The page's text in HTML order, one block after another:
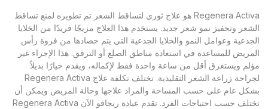
Regenera Activa هو علاج ثوري لتساقط الشعر تم تطويره لمنع تساقط
الشعر وتحفيز نمو شعر جديد. يستخدم هذا العلاج مزيجًا فريدًا من الخلايا
الجذعية وعوامل النمو والخلايا الجذعية التي يتم حصادها من فروة رأس
المريض للمساعدة في استعادة مناطق الصلع أو الترقق. هذا الإجراء غير
مؤلم ويستغرق أقل من ساعة واحدة فقط لإكماله، ويقدم خيارًا بديلاً
لجراحة زراعة الشعر التقليدية. تختلف تكلفة علاج Regenera Activa
بشكل عام على حسب المساحة والمراد علاجها وحالة المريض ويمكن أن
تختلف حسب احتياجات الفرد. تقدم عيادة ريجافو الآن Regenera Activa